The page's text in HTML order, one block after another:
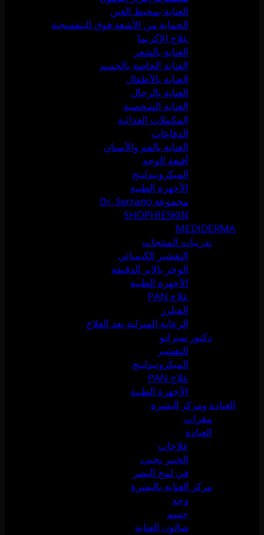
العناية بمحيط العين
الحماية من الأشعة فوق البنفسجية
علاج الإكزيما
العناية بالشعر
العناية الخاصة بالجسم
العناية بالأطفال
العناية بالرجال
العناية الشخصية
المكملات الغذائية
الدفاعات
العناية بالفم والأسنان
أقنعة الوجه
الميكرونيدلينج
الأجهزة الطبية
مجموعة Dr. Serrano
SHOPHIESKIN
MEDIDERMA
تدريبات المنتجات
التقشير الكيميائي
الوخز بالإبر الدقيقة
الأجهزة الطبية
علاج PAN
الفيلرز
الرعاية المنزلية بعد العلاج
دكتور سيرانو
التقشير
الميكرونيدلينج
علاج PAN
الأجهزة الطبية
العيادة ومركز البشرة
مقرات
العيادة
علاجات
الخبير يجيب
في لمح البصر
مركز العناية بالبشرة
وجه
جسم
صالون العناية